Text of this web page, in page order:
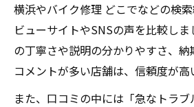
横浜やバイク修理 どこでなどの検
ビューサイトやSNSの声を比較し
の丁寧さや説明の分かりやすさ、
コメントが多い店舗は、信頼度が高
また、口コミの中には「急なトラ